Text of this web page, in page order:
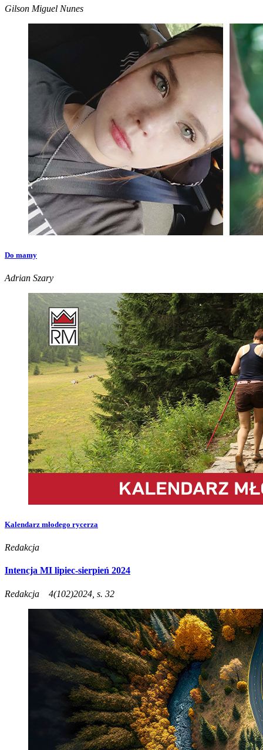
Gilson Miguel Nunes
Do mamy
Adrian Szary
Kalendarz młodego rycerza
Redakcja
Intencja MI lipiec-sierpień 2024
Redakcja 4(102)2024, s. 32